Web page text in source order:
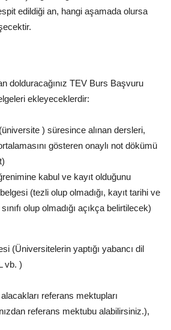
edildiği an, hangi aşamada olursa
dolduracağınız TEV Burs Başvuru
ekleyeceklerdir:
) süresince alınan dersleri,
gösteren onaylı not dökümü
kabul ve kayıt olduğunu
(tezli olup olmadığı, kayıt tarihi ve
olup olmadığı açıkça belirtilecek)
(Üniversitelerin yaptığı yabancı dil
vb. )
referans mektupları
referans mektubu alabilirsiniz.),